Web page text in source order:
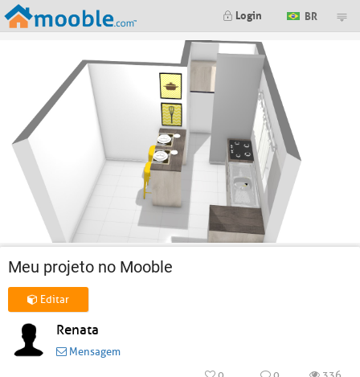
Login BR
Meu projeto no Mooble
Editar
Renata
Mensagem